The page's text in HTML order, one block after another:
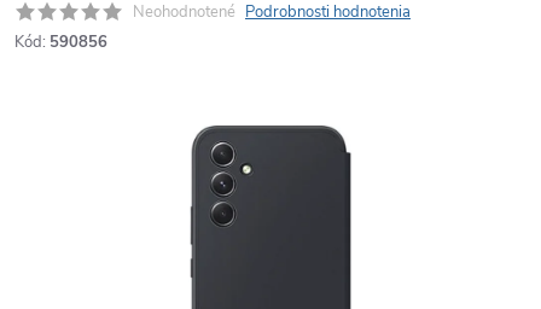
Neohodnotené Podrobnosti hodnotenia
Kód: 590856